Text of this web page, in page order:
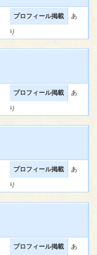
プロフィール掲載 あ
り
プロフィール掲載 あ
り
プロフィール掲載 あ
り
プロフィール掲載 あ